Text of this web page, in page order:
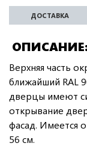
ОПИСАНИЕ
ДОСТАВКА
Верхняя часть
ближайший RAL
дверцы имеют
открывание
фасад. Имеется
56 см.